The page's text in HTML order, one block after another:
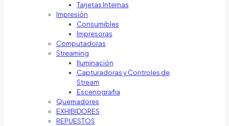
Tarjetas Internas
Impresión
Consumibles
Impresoras
Computadoras
Streaming
Iluminación
Capturadoras y Controles de
Stream
Escenografia
Quemadores
EXHIBIDORES
REPUESTOS